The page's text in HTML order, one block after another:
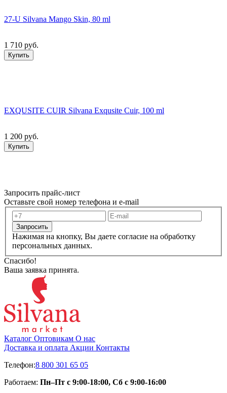
27-U Silvana Mango Skin, 80 ml
1 710 руб.
Купить
EXQUSITE CUIR Silvana Exqusite Cuir, 100 ml
1 200 руб.
Купить
Запросить прайс-лист
Оставьте свой номер телефона и e-mail
Запросить
Нажимая на кнопку, Вы даете согласие на обработку
персональных данных.
Спасибо!
Ваша заявка принята.
Каталог Оптовикам О нас
Доставка и оплата Акции Контакты
Телефон:8 800 301 65 05
Работаем: Пн–Пт с 9:00-18:00, Сб с 9:00-16:00